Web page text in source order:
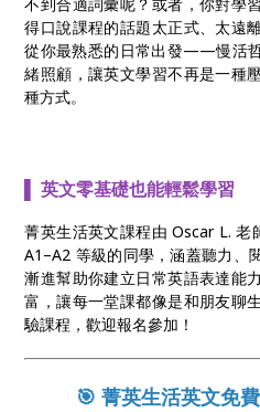
得口說課程的話題太正式、太遠
從你最熟悉的日常出發——慢活
緒照顧，讓英文學習不再是一種
種方式。
▌ 英文零基礎也能輕鬆學習
菁英生活英文課程由 Oscar L. 老
A1–A2 等級的同學，涵蓋聽力、
漸進幫助你建立日常英語表達能
富，讓每一堂課都像是和朋友聊
驗課程，歡迎報名參加！
🎯 菁英生活英文免